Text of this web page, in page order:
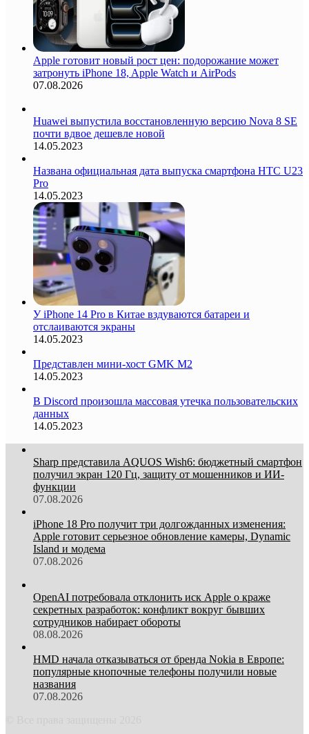
Apple готовит новый рост цен: подорожание может
затронуть iPhone 18, Apple Watch и AirPods
07.08.2026
Huawei выпустила восстановленную версию Nova 8 SE
почти вдвое дешевле новой
14.05.2023
Названа официальная дата выпуска смартфона HTC U23
Pro
14.05.2023
У iPhone 14 Pro в Китае вздуваются батареи и
отслаиваются экраны
14.05.2023
Представлен мини-хост GMK M2
14.05.2023
В Discord произошла массовая утечка пользовательских
данных
14.05.2023
Sharp представила AQUOS Wish6: бюджетный смартфон
получил экран 120 Гц, защиту от мошенников и ИИ-
функции
07.08.2026
iPhone 18 Pro получит три долгожданных изменения:
Apple готовит серьезное обновление камеры, Dynamic
Island и модема
07.08.2026
OpenAI потребовала отклонить иск Apple о краже
секретных разработок: конфликт вокруг бывших
сотрудников набирает обороты
08.08.2026
HMD начала отказываться от бренда Nokia в Европе:
популярные кнопочные телефоны получили новые
названия
07.08.2026